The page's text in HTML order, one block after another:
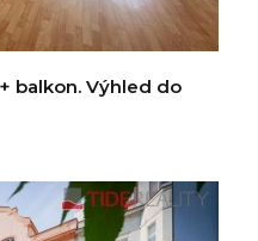
balkon. Výhled do